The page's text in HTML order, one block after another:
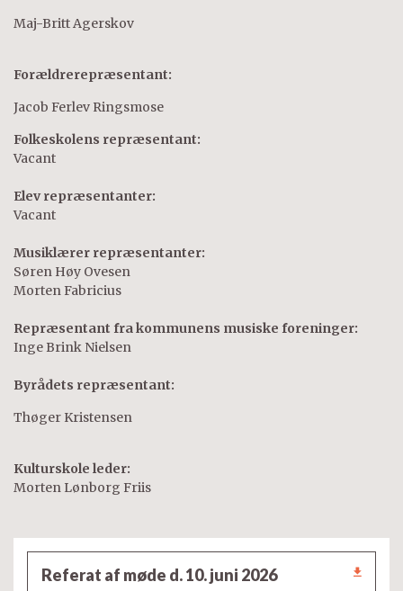
Maj-Britt Agerskov
Forældrerepræsentant:
Jacob Ferlev Ringsmose
Folkeskolens repræsentant:
Vacant
Elev repræsentanter:
Vacant
Musiklærer repræsentanter:
Søren Høy Ovesen
Morten Fabricius
Repræsentant fra kommunens musiske foreninger:
Inge Brink Nielsen
Byrådets repræsentant:
Thøger Kristensen
Kulturskole leder:
Morten Lønborg Friis
Referat af møde d. 10. juni 2026